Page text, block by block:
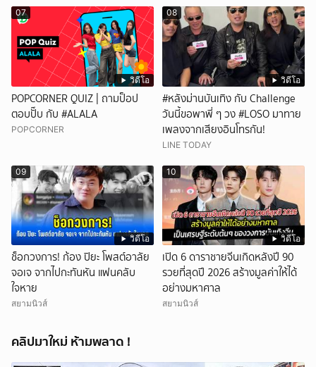
วิดีโอ
07
POPCORNER QUIZ | ถามป็อป
ตอบปั๊บ กับ #ALALA
POPCORNER
วิดีโอ
08
#หลังม่านบันเทิง กับ Challenge
วันนี้ขอพาพี่ ๆ วง #LOSO มาทาย
เพลงจากเสียงอินโทรกัน!
LINE TODAY
วิดีโอ
09
ช็อกวงการ! ก้อง ปิยะ โพสต์อาลัย
จอเจ จากไปกะทันหัน แฟนคลับ
ใจหาย
สยามนิวส์
วิดีโอ
10
เปิด 6 ดาราชายจีนเกิดหลังปี 90
รวยที่สุดปี 2026 สร้างมูลค่าให้ได้
อย่างมหาศาล
สยามนิวส์
คลิปมาใหม่ ห้ามพลาด !